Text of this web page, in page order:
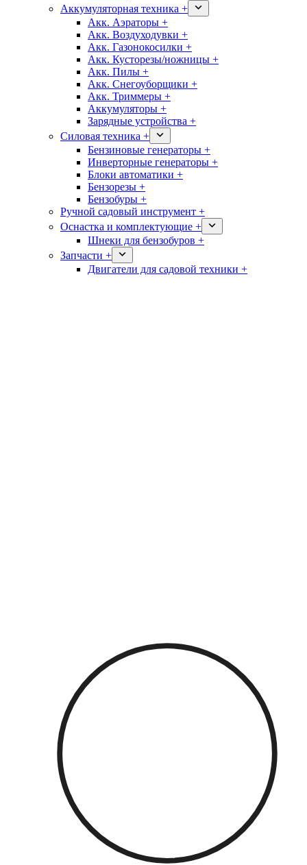
Аккумуляторная техника +
Акк. Аэраторы +
Акк. Воздуходувки +
Акк. Газонокосилки +
Акк. Кусторезы/ножницы +
Акк. Пилы +
Акк. Снегоуборщики +
Акк. Триммеры +
Аккумуляторы +
Зарядные устройства +
Силовая техника +
Бензиновые генераторы +
Инверторные генераторы +
Блоки автоматики +
Бензорезы +
Бензобуры +
Ручной садовый инструмент +
Оснастка и комплектующие +
Шнеки для бензобуров +
Запчасти +
Двигатели для садовой техники +